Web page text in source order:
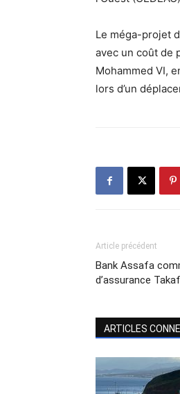
Le méga-projet
avec un coût de
Mohammed VI,
lors d’un
Article précédent
Bank Assafa
d’assurance
ARTICLES